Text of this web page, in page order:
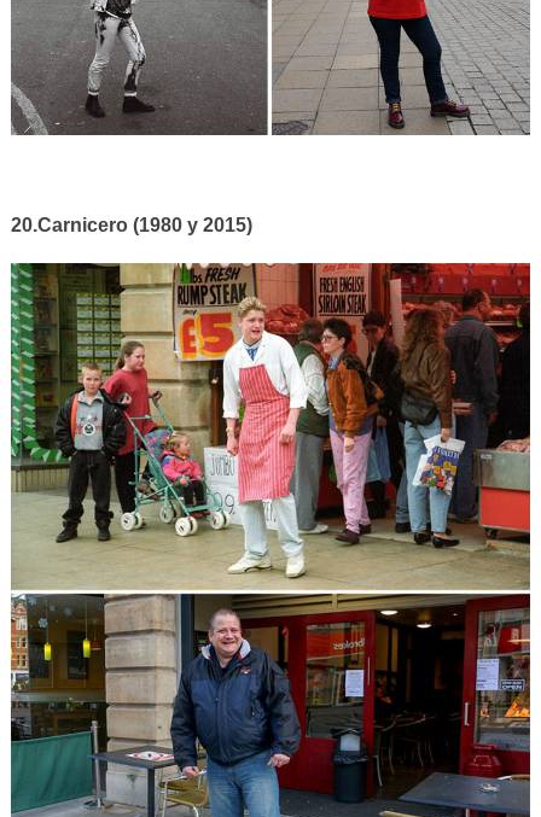
20.Carnicero (1980 y 2015)